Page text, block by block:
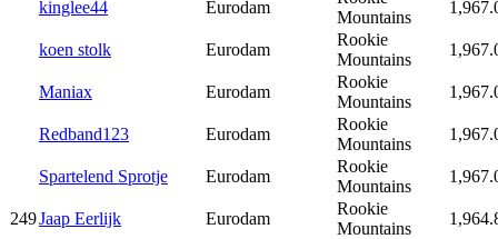
kinglee44 Eurodam
Mountains
koen stolk Eurodam
Rookie
Mountains
Maniax Eurodam
Rookie
Mountains
Redband123 Eurodam
Rookie
Mountains
Spartelend Sprotje Eurodam
Rookie
Mountains
249Jaap Eerlijk Eurodam
Rookie
Mountains